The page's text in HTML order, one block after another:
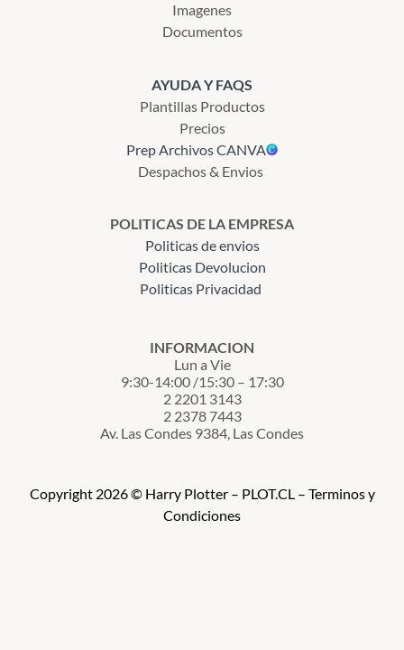
Imagenes
Documentos
AYUDA Y FAQS
Plantillas Productos
Precios
Prep Archivos CANVA
Despachos & Envios
POLITICAS DE LA EMPRESA
Politicas de envios
Politicas Devolucion
Politicas Privacidad
INFORMACION
Lun a Vie
9:30-14:00 /15:30 – 17:30
2 2201 3143
2 2378 7443
Av. Las Condes 9384, Las Condes
Copyright 2026 © Harry Plotter – PLOT.CL – Terminos y
Condiciones